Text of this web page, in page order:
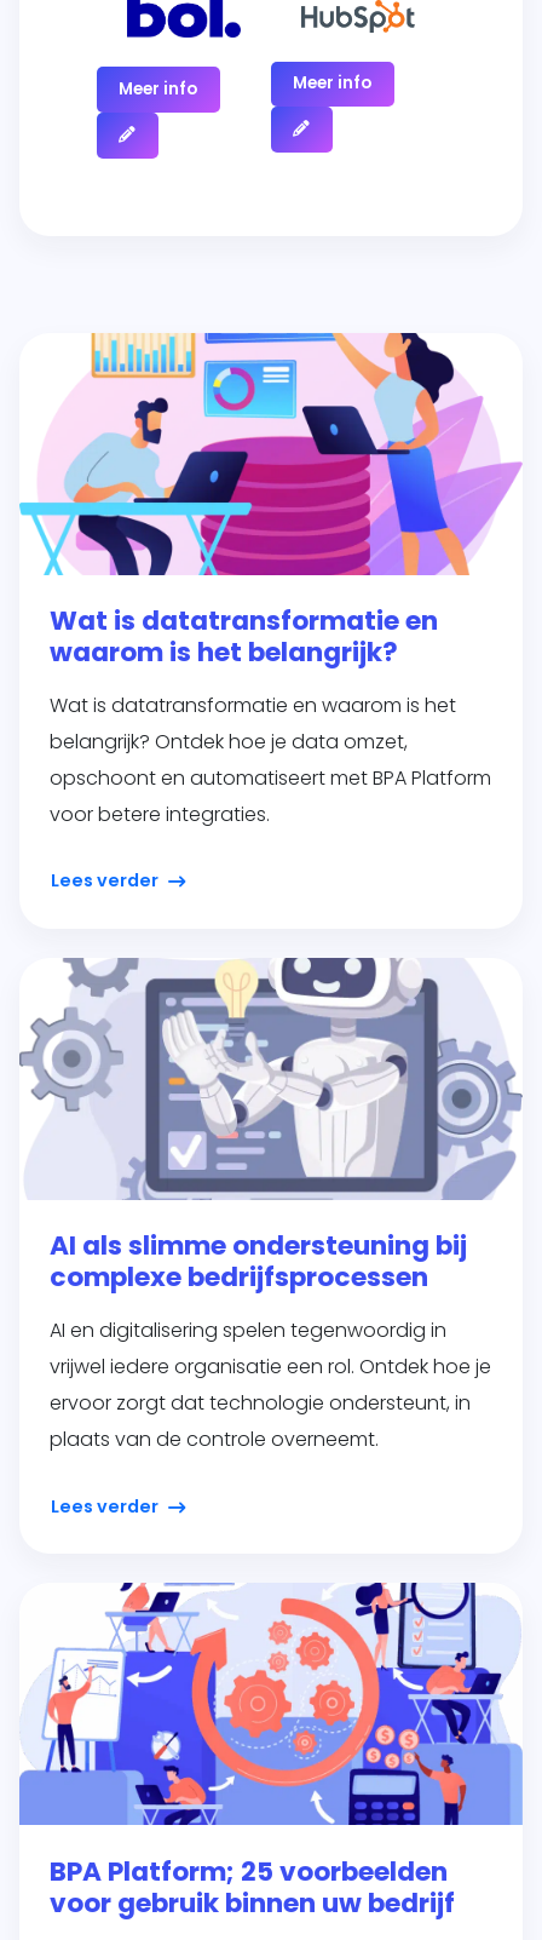
Meer info Meer info
Wat is datatransformatie en
waarom is het belangrijk?
Wat is datatransformatie en waarom is het
belangrijk? Ontdek hoe je data omzet,
opschoont en automatiseert met BPA Platform
voor betere integraties.
Lees verder
AI als slimme ondersteuning bij
complexe bedrijfsprocessen
AI en digitalisering spelen tegenwoordig in
vrijwel iedere organisatie een rol. Ontdek hoe je
ervoor zorgt dat technologie ondersteunt, in
plaats van de controle overneemt.
Lees verder
BPA Platform; 25 voorbeelden
voor gebruik binnen uw bedrijf